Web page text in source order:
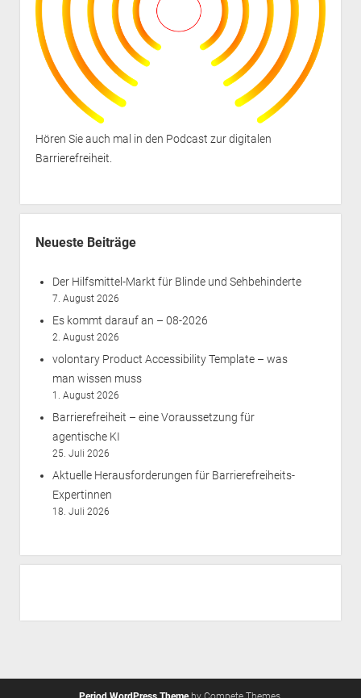
Hören Sie auch mal in den Podcast zur digitalen
Barrierefreiheit
Neueste Beiträge
Der Hilfsmittel-Markt für Blinde und Sehbehinderte
7. August 2026
Es kommt darauf an – 08-2026
2. August 2026
volontary Product Accessibility Template – was
man wissen muss
1. August 2026
Barrierefreiheit – eine Voraussetzung für
agentische KI
25. Juli 2026
Aktuelle Herausforderungen für Barrierefreiheits-
Expertinnen
18. Juli 2026